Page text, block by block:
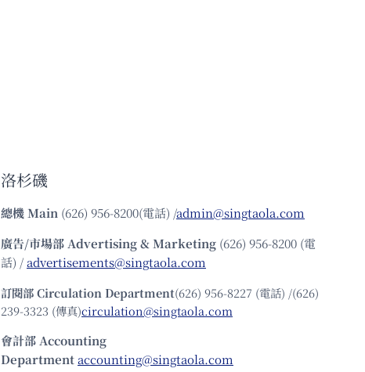
洛杉磯
總機Main (626) 956-8200(電話) /admin@singtaola.com
廣告/市場部Advertising & Marketing (626) 956-8200 (電
話) /advertisements@singtaola.com
訂閱部 Circulation Department(626) 956-8227 (電話) /(626)
239-3323 (傳真)circulation@singtaola.com
會計部 Accounting
Departmentaccounting@singtaola.com